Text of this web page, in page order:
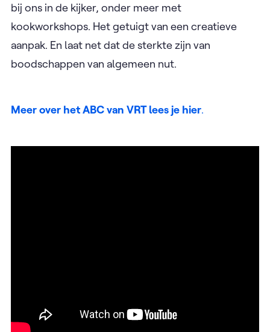
bij ons in de kijker, onder meer met
kookworkshops. Het getuigt van een creatieve
aanpak. En laat net dat de sterkte zijn van
boodschappen van algemeen nut.
Meer over het ABC van VRT lees je hier.